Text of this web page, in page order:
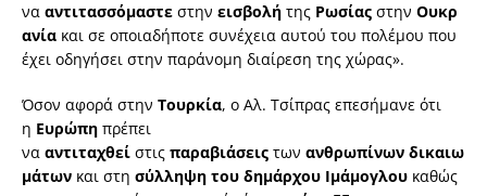
να αντιτασσόμαστε στην εισβολή της Ρωσίας στην Ουκρ
ανία και σε οποιαδήποτε συνέχεια αυτού του πολέμου που
έχει οδηγήσει στην παράνομη διαίρεση της χώρας».
Όσον αφορά στην Τουρκία, ο Αλ. Τσίπρας επεσήμανε ότι
η Ευρώπη πρέπει
να αντιταχθεί στις παραβιάσεις των ανθρωπίνων δικαιω
μάτων και στη σύλληψη του δημάρχου Ιμάμογλου καθώς